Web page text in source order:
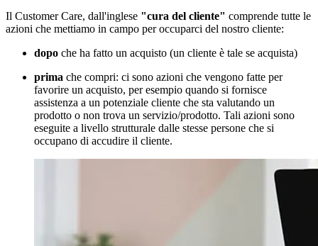
Il Customer Care, dall'inglese "cura del cliente" comprende tutte le
azioni che mettiamo in campo per occuparci del nostro cliente:
dopo che ha fatto un acquisto (un cliente è tale se acquista)
prima che compri: ci sono azioni che vengono fatte per
favorire un acquisto, per esempio quando si fornisce
assistenza a un potenziale cliente che sta valutando un
prodotto o non trova un servizio/prodotto. Tali azioni sono
eseguite a livello strutturale dalle stesse persone che si
occupano di accudire il cliente.